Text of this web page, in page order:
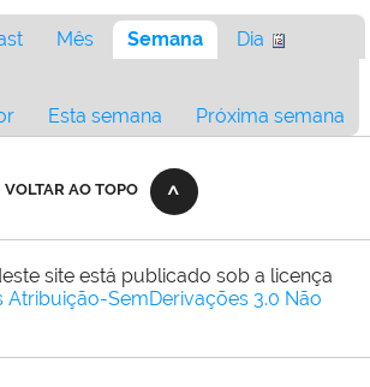
Mês Semana
Dia
Esta semana Próxima semana
VOLTAR AO TOPO
site está publicado sob a licença
Atribuição-SemDerivações 3.0 Não